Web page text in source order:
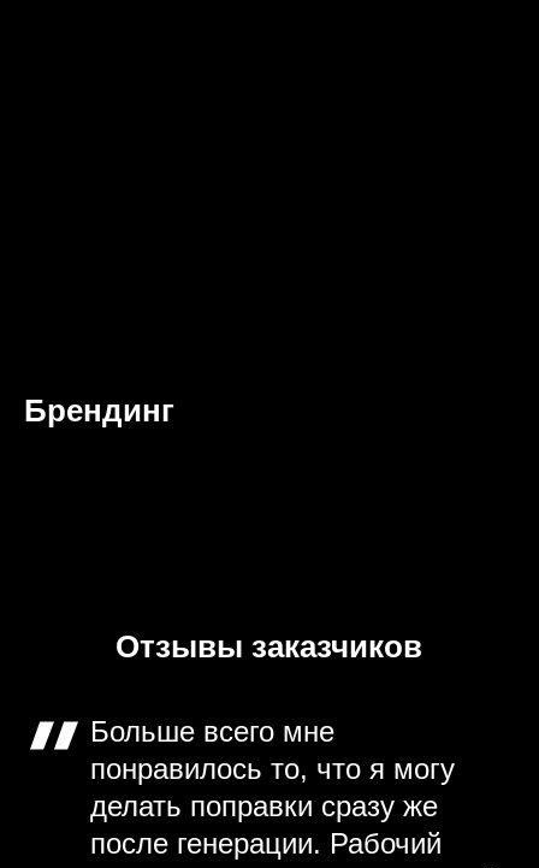
Брендинг
Отзывы заказчиков
Больше всего мне
понравилось то, что я могу
делать поправки сразу же
после генерации. Рабочий